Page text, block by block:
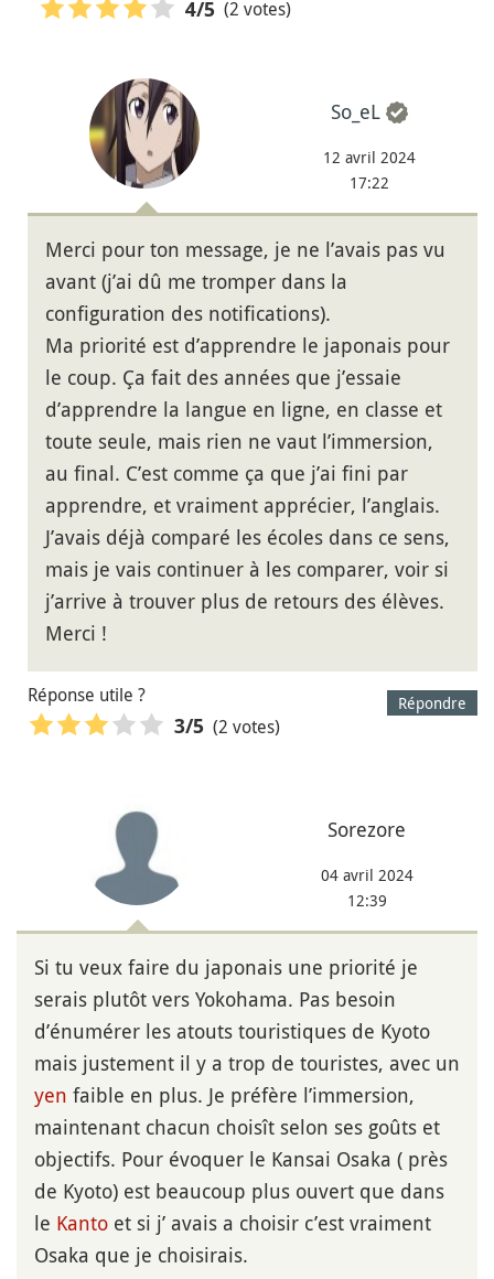
4/5 (2 votes)
So_eL
12 avril 2024
17:22
Merci pour ton message, je ne l’avais pas vu
avant (j’ai dû me tromper dans la
configuration des notifications).
Ma priorité est d’apprendre le japonais pour
le coup. Ça fait des années que j’essaie
d’apprendre la langue en ligne, en classe et
toute seule, mais rien ne vaut l’immersion,
au final. C’est comme ça que j’ai fini par
apprendre, et vraiment apprécier, l’anglais.
J’avais déjà comparé les écoles dans ce sens,
mais je vais continuer à les comparer, voir si
j’arrive à trouver plus de retours des élèves.
Merci !
Répondre
Réponse utile ?
3/5 (2 votes)
Sorezore
04 avril 2024
12:39
Si tu veux faire du japonais une priorité je
serais plutôt vers Yokohama. Pas besoin
d’énumérer les atouts touristiques de Kyoto
mais justement il y a trop de touristes, avec un
yen faible en plus. Je préfère l’immersion,
maintenant chacun choisît selon ses goûts et
objectifs. Pour évoquer le Kansai Osaka ( près
de Kyoto) est beaucoup plus ouvert que dans
le Kanto et si j’ avais a choisir c’est vraiment
Osaka que je choisirais.